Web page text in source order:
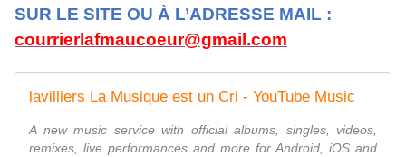
SUR LE SITE OU À L’ADRESSE MAIL :
courrierlafmaucoeur@gmail.com
lavilliers La Musique est un Cri - YouTube Music
A new music service with official albums, singles, videos,
remixes, live performances and more for Android, iOS and